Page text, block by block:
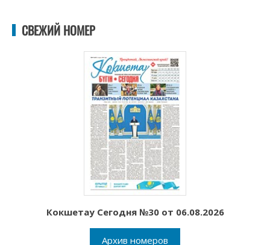
СВЕЖИЙ НОМЕР
Кокшетау Сегодня №30 от 06.08.2026
Архив номеров